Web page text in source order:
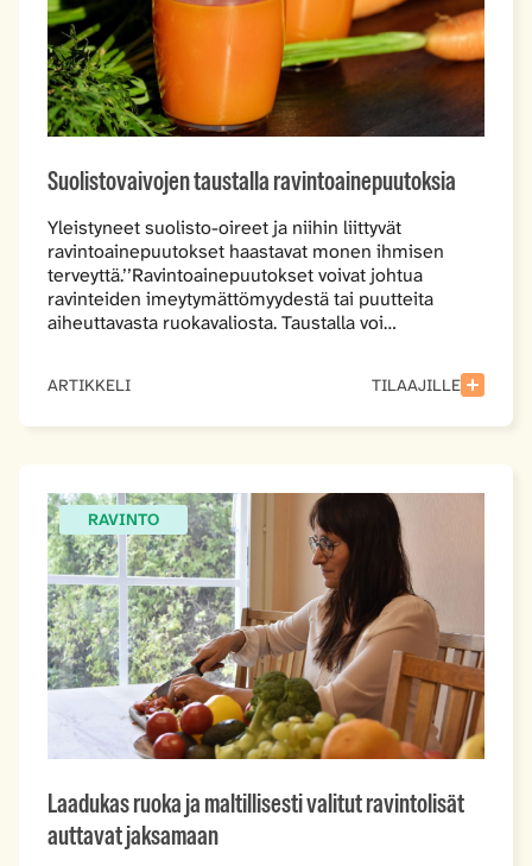
Suolistovaivojen taustalla ravintoainepuutoksia
Yleistyneet suolisto-oireet ja niihin liittyvät
ravintoainepuutokset haastavat monen ihmisen
terveyttä.’’Ravintoainepuutokset voivat johtua
ravinteiden imeytymättömyydestä tai puutteita
aiheuttavasta ruokavaliosta. Taustalla voi…
ARTIKKELI TILAAJILLE
RAVINTO
Laadukas ruoka ja maltillisesti valitut ravintolisät
auttavat jaksamaan